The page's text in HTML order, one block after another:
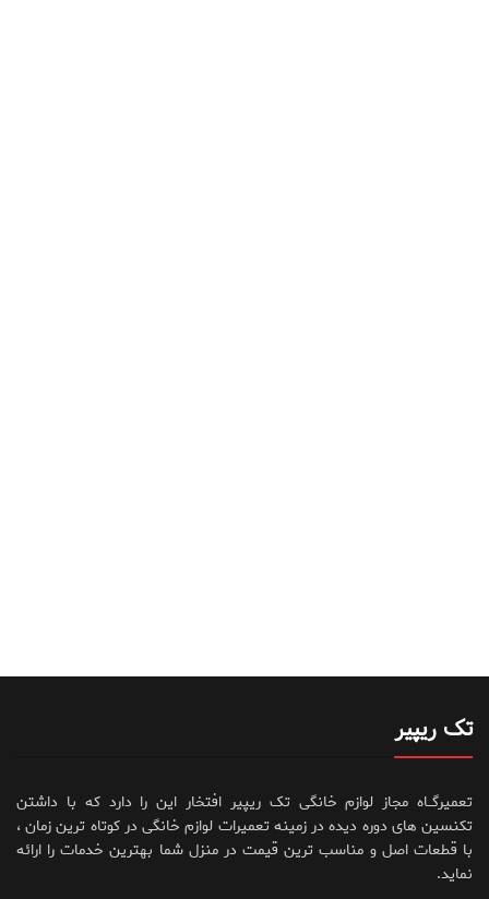
تک ریپیر
تعمیرگــاه مجاز لوازم خانگی تک ریپیر افتخار این را دارد که با داشتن
تکنسین های دوره دیده در زمینه تعمیرات لوازم خانگی در کوتاه ترین زمان ،
با قطعات اصل و مناسب ترین قیمت در منزل شما بهترین خدمات را ارائه
نماید.